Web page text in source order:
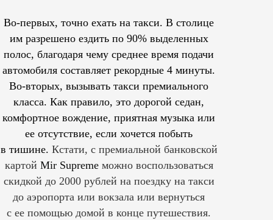
Во-первых, точно ехать на такси. В столице
им разрешеноездить по 90% выделенных
полос, благодаря чему среднее время подачи
автомобиля составляет рекордные 4 минуты.
Во-вторых, вызывать такси премиального
класса. Как правило, это дорогой седан,
комфортное вождение, приятная музыка или
ее отсутствие, если хочется побыть
в тишине. Кстати, с премиальной банковской
картой Mir Supreme можно воспользоваться
скидкой до 2000 рублей на поездку на такси
до аэропорта или вокзала или вернуться
с ее помощью домой в конце путешествия.